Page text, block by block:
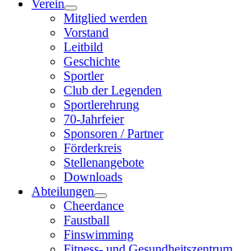
Verein
Mitglied werden
Vorstand
Leitbild
Geschichte
Sportler
Club der Legenden
Sportlerehrung
70-Jahrfeier
Sponsoren / Partner
Förderkreis
Stellenangebote
Downloads
Abteilungen
Cheerdance
Faustball
Finswimming